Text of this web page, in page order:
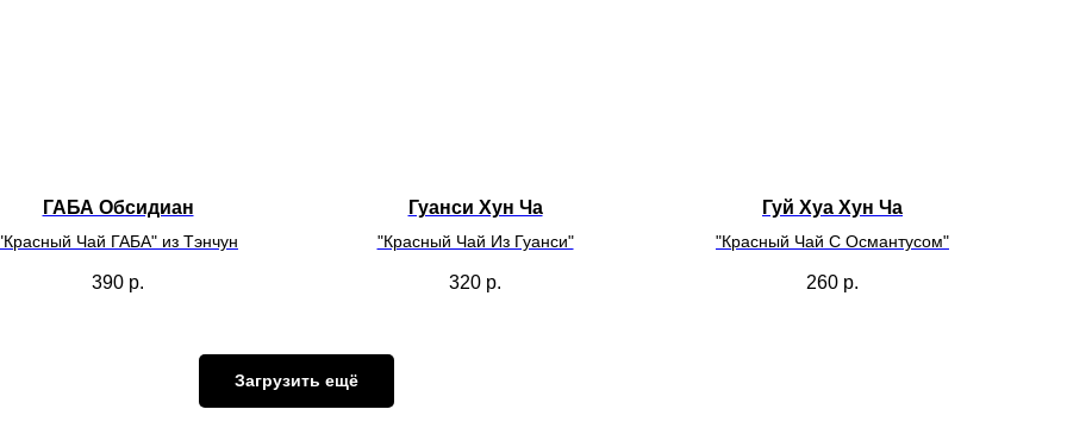
ГАБА Обсидиан
Чай ГАБА" из Тэнчун
390 р.
Гуанси Хун Ча
"Красный Чай Из Гуанси"
320 р.
Гуй Хуа Хун Ча
"Красный Чай С Османтусом"
260 р.
Загрузить ещё